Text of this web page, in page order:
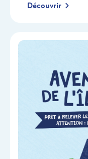
Découvrir